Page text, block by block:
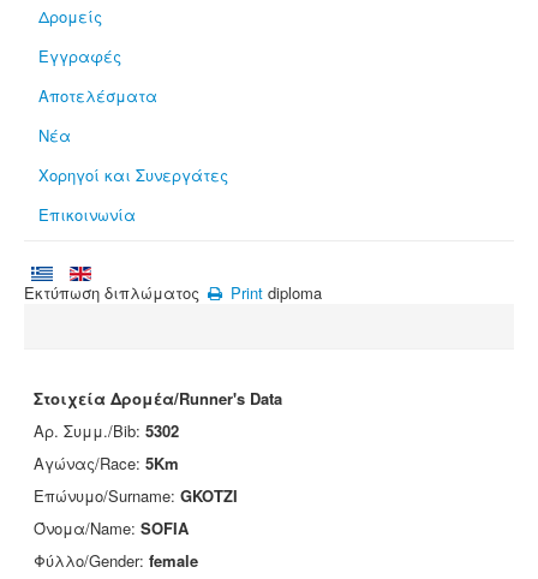
Δρομείς
Εγγραφές
Αποτελέσματα
Νέα
Χορηγοί και Συνεργάτες
Επικοινωνία
Εκτύπωση διπλώματος Print diploma
Στοιχεία Δρομέα/Runner's Data
Αρ. Συμμ./Bib: 5302
Αγώνας/Race: 5Km
Επώνυμο/Surname: GKOTZI
Όνομα/Name: SOFIA
Φύλλο/Gender: female